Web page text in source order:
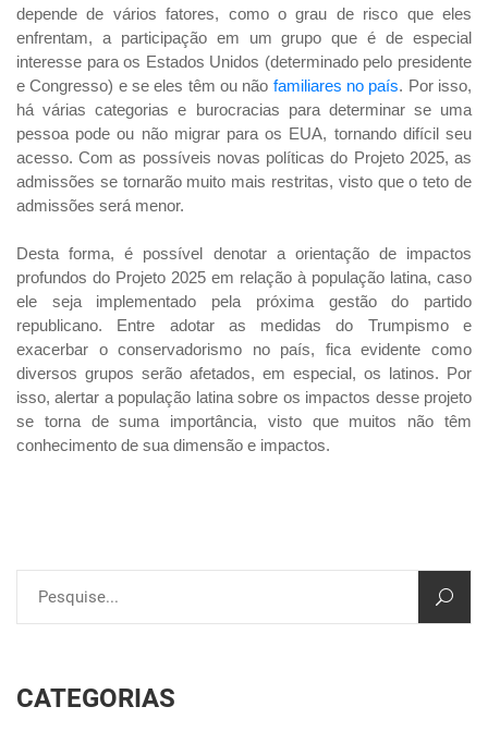
depende de vários fatores, como o grau de risco que eles
enfrentam, a participação em um grupo que é de especial
interesse para os Estados Unidos (determinado pelo presidente
e Congresso) e se eles têm ou não familiares no país. Por isso,
há várias categorias e burocracias para determinar se uma
pessoa pode ou não migrar para os EUA, tornando difícil seu
acesso. Com as possíveis novas políticas do Projeto 2025, as
admissões se tornarão muito mais restritas, visto que o teto de
admissões será menor.
Desta forma, é possível denotar a orientação de impactos
profundos do Projeto 2025 em relação à população latina, caso
ele seja implementado pela próxima gestão do partido
republicano. Entre adotar as medidas do Trumpismo e
exacerbar o conservadorismo no país, fica evidente como
diversos grupos serão afetados, em especial, os latinos. Por
isso, alertar a população latina sobre os impactos desse projeto
se torna de suma importância, visto que muitos não têm
conhecimento de sua dimensão e impactos.
CATEGORIAS